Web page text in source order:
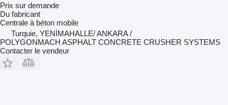
Prix sur demande
Du fabricant
Centrale à béton mobile
Turquie, YENİMAHALLE/ ANKARA /
POLYGONMACH ASPHALT CONCRETE CRUSHER SYSTEMS
Contacter le vendeur